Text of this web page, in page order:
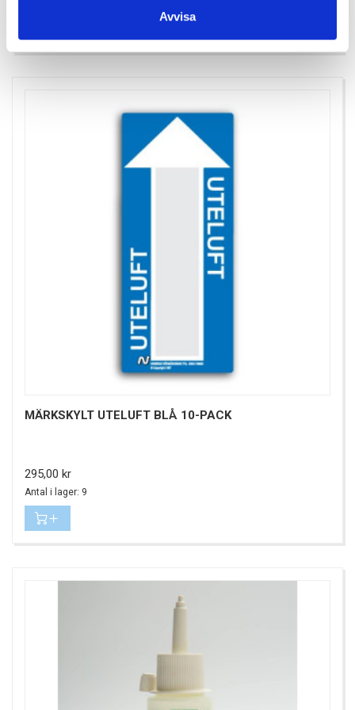
Avvisa
MÄRKSKYLT UTELUFT BLÅ 10-PACK
Pris
295,00 kr
Antal i lager: 9